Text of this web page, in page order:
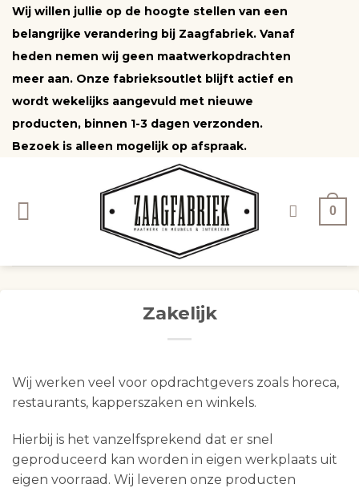
Ga
naar
inhoud
Wij willen jullie op de hoogte stellen van een
belangrijke verandering bij Zaagfabriek. Vanaf
heden nemen wij geen maatwerkopdrachten
meer aan. Onze fabrieksoutlet blijft actief en
wordt wekelijks aangevuld met nieuwe
producten, binnen 1-3 dagen verzonden.
Bezoek is alleen mogelijk op afspraak.
0
Zakelijk
Wij werken veel voor opdrachtgevers zoals horeca,
restaurants, kapperszaken en winkels.
Hierbij is het vanzelfsprekend dat er snel
geproduceerd kan worden in eigen werkplaats uit
eigen voorraad. Wij leveren onze producten